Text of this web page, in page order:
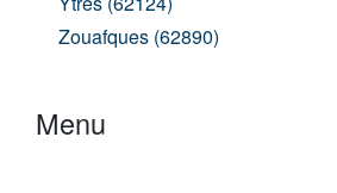
Zouafques (62890)
Menu